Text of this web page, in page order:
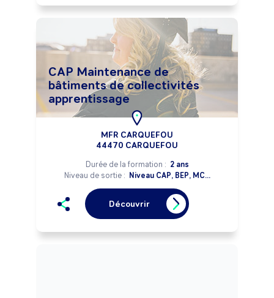
CAP Maintenance de
bâtiments de collectivités
apprentissage
MFR CARQUEFOU
44470 CARQUEFOU
Durée de la formation : 2 ans
Niveau de sortie : Niveau CAP, BEP, MC...
Découvrir